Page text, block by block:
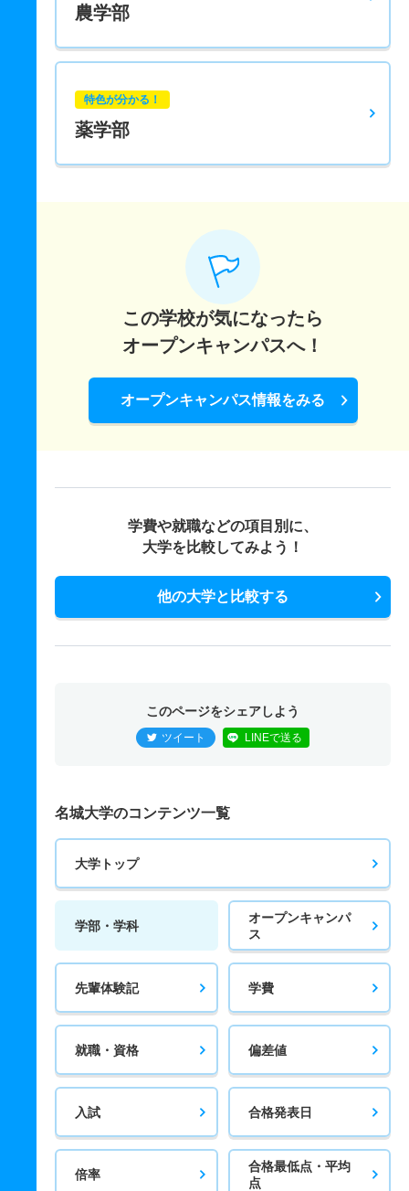
農学部
特色が分かる！
薬学部
この学校が気になったら
オープンキャンパスへ！
オープンキャンパス情報をみる
学費や就職などの項目別に、
大学を比較してみよう！
他の大学と比較する
このページをシェアしよう
ツイート LINEで送る
名城大学のコンテンツ一覧
大学トップ
学部・学科
オープンキャンパ
ス
先輩体験記 学費
就職・資格 偏差値
入試 合格発表日
倍率
合格最低点・平均
点